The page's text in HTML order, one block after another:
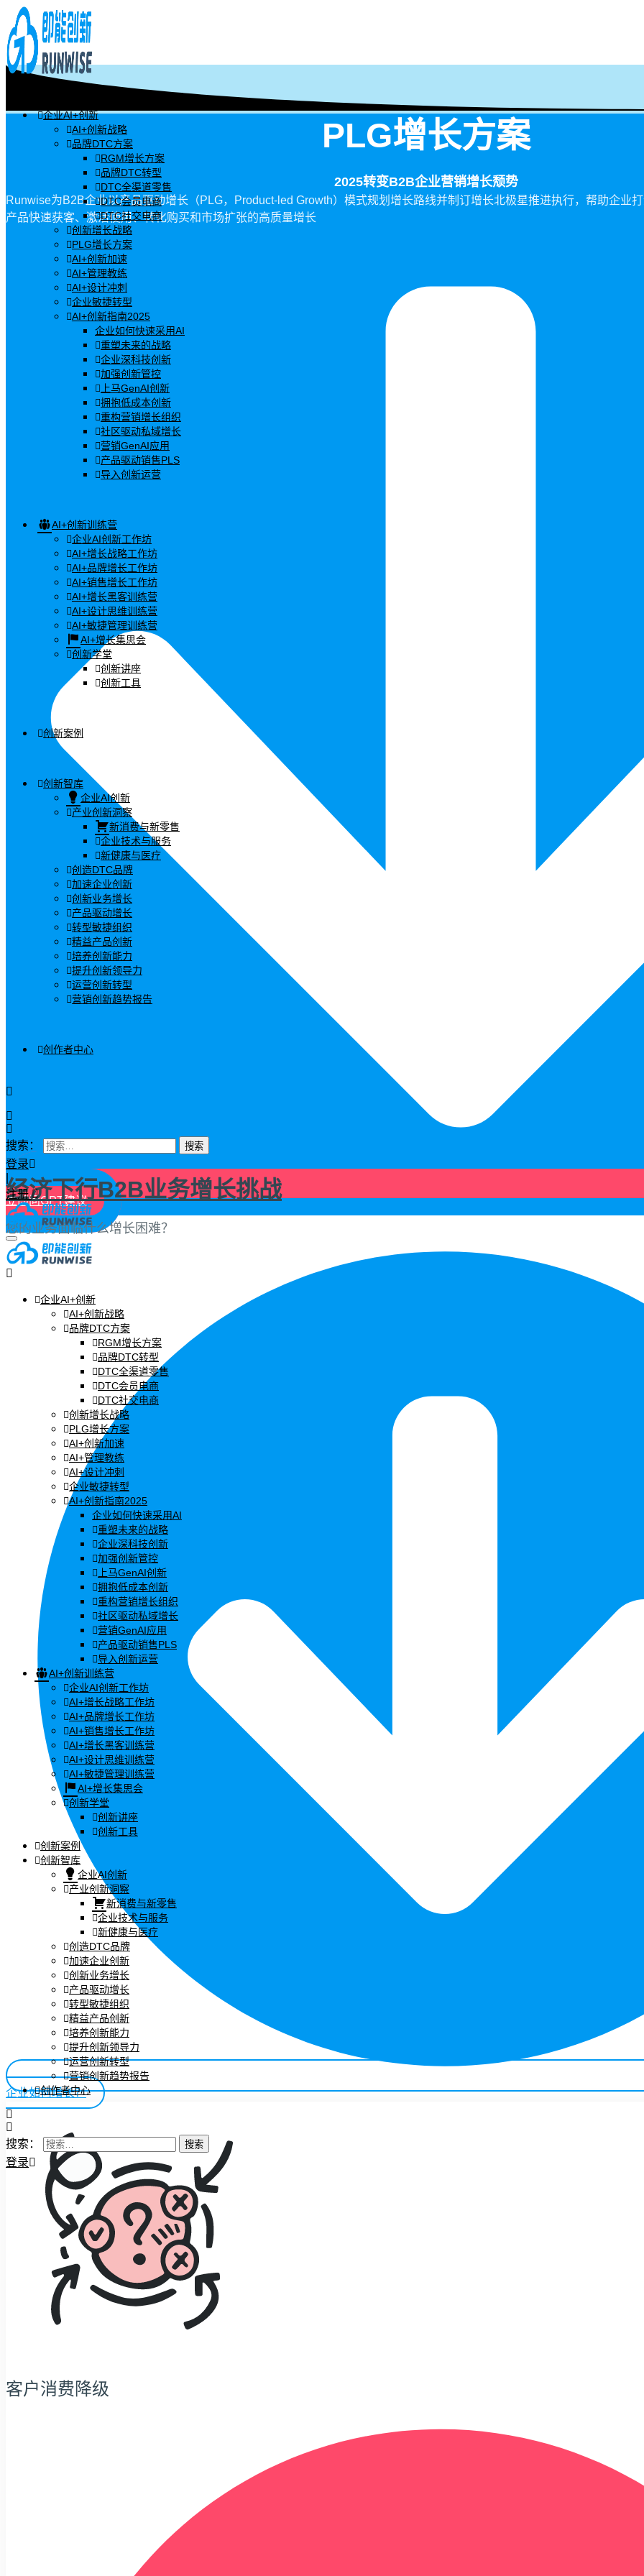
企业AI+创新
AI+创新战略
品牌DTC方案
RGM增长方案
品牌DTC转型
DTC全渠道零售
DTC会员电商
DTC社交电商
创新增长战略
PLG增长方案
AI+创新加速
AI+管理教练
AI+设计冲刺
企业敏捷转型
AI+创新指南2025
企业如何快速采用AI
重塑未来的战略
企业深科技创新
加强创新管控
上马GenAI创新
拥抱低成本创新
重构营销增长组织
社区驱动私域增长
营销GenAI应用
产品驱动销售PLS
导入创新运营
AI+创新训练营
企业AI创新工作坊
AI+增长战略工作坊
AI+品牌增长工作坊
AI+销售增长工作坊
AI+增长黑客训练营
AI+设计思维训练营
AI+敏捷管理训练营
AI+增长集思会
创新学堂
创新讲座
创新工具
创新案例
创新智库
企业AI创新
产业创新洞察
新消费与新零售
企业技术与服务
新健康与医疗
创造DTC品牌
加速企业创新
创新业务增长
产品驱动增长
转型敏捷组织
精益产品创新
培养创新能力
提升创新领导力
运营创新转型
营销创新趋势报告
创作者中心
搜索：
登录
注册
企业AI+创新
AI+创新战略
品牌DTC方案
RGM增长方案
品牌DTC转型
DTC全渠道零售
DTC会员电商
DTC社交电商
创新增长战略
PLG增长方案
AI+创新加速
AI+管理教练
AI+设计冲刺
企业敏捷转型
AI+创新指南2025
企业如何快速采用AI
重塑未来的战略
企业深科技创新
加强创新管控
上马GenAI创新
拥抱低成本创新
重构营销增长组织
社区驱动私域增长
营销GenAI应用
产品驱动销售PLS
导入创新运营
AI+创新训练营
企业AI创新工作坊
AI+增长战略工作坊
AI+品牌增长工作坊
AI+销售增长工作坊
AI+增长黑客训练营
AI+设计思维训练营
AI+敏捷管理训练营
AI+增长集思会
创新学堂
创新讲座
创新工具
创新案例
创新智库
企业AI创新
产业创新洞察
新消费与新零售
企业技术与服务
新健康与医疗
创造DTC品牌
加速企业创新
创新业务增长
产品驱动增长
转型敏捷组织
精益产品创新
培养创新能力
提升创新领导力
运营创新转型
营销创新趋势报告
创作者中心
搜索：
登录
PLG增长方案
2025转变B2B企业营销增长颓势
Runwise为B2B企业以产品驱动增长（PLG，Product-led Growth）模式规划增长路线并制订增长北极星推进执行，帮助企业打
产品快速获客、激活使用、转化购买和市场扩张的高质量增长
立即问GPT建议
经济下行B2B业务增长挑战
您的业务面临什么增长困难？
企业如何增长？
客户消费降级